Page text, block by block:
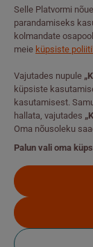
Isikuandmete
Küpsiste
© 2026 Swedbank.
üksnes hariduslikel
käsitleda
osta/müüa
hinnanud, kas siin
tekkida selle teabe
investeerimisriski
väheneda.
Küpsiste seaded
Selle Platvormi
parandamiseks
kolmandate
meie küpsiste
Vajutades nupule
küpsiste
kasutamisest.
hallata, vajutades
Oma nõusoleku
Palun vali oma